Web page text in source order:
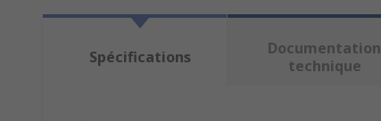
Spécifications
Documentation
technique